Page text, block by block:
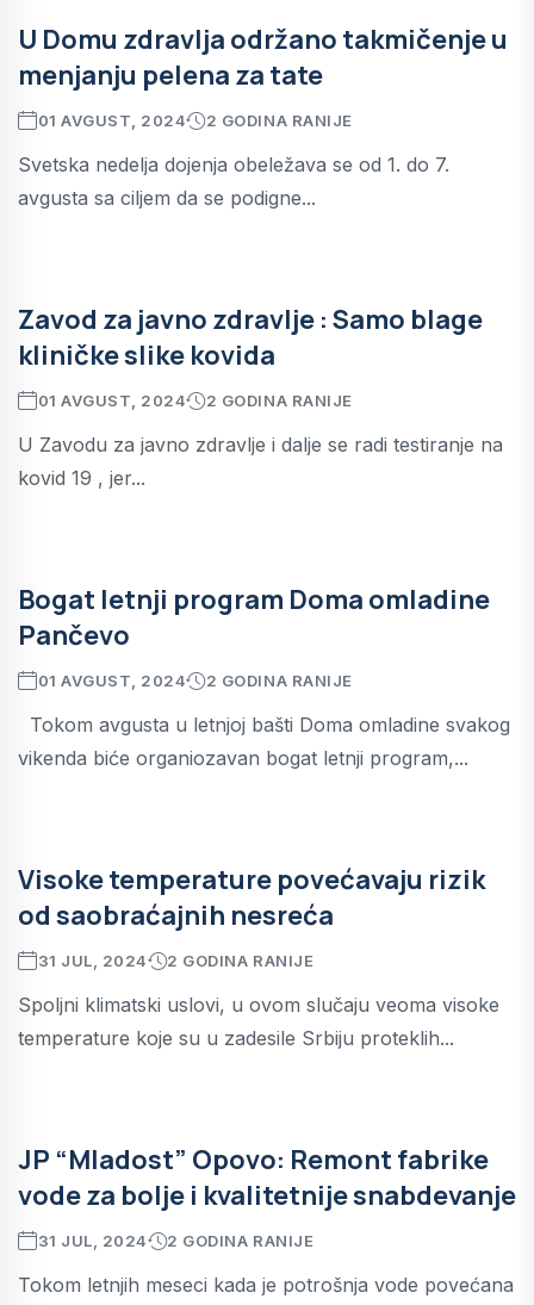
U Domu zdravlja održano takmičenje u
menjanju pelena za tate
01 AVGUST, 2024 2 GODINA RANIJE
Svetska nedelja dojenja obeležava se od 1. do 7.
avgusta sa ciljem da se podigne...
Zavod za javno zdravlje : Samo blage
kliničke slike kovida
01 AVGUST, 2024 2 GODINA RANIJE
U Zavodu za javno zdravlje i dalje se radi testiranje na
kovid 19 , jer...
Bogat letnji program Doma omladine
Pančevo
01 AVGUST, 2024 2 GODINA RANIJE
Tokom avgusta u letnjoj bašti Doma omladine svakog
vikenda biće organiozavan bogat letnji program,...
Visoke temperature povećavaju rizik
od saobraćajnih nesreća
31 JUL, 2024 2 GODINA RANIJE
Spoljni klimatski uslovi, u ovom slučaju veoma visoke
temperature koje su u zadesile Srbiju proteklih...
JP “Mladost” Opovo: Remont fabrike
vode za bolje i kvalitetnije snabdevanje
31 JUL, 2024 2 GODINA RANIJE
Tokom letnjih meseci kada je potrošnja vode povećana